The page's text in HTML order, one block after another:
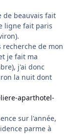
de beauvais fait
ligne fait paris
de mon
je fait ma
j'ai donc
la nuit dont
aparthotel-
sur l'année,
parme à